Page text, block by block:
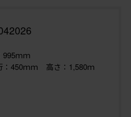
995ｍｍ
：450ｍｍ 高さ：1,580ｍ